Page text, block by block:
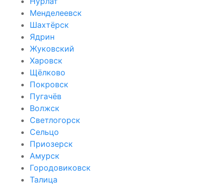
Менделеевск
Шахтёрск
Ядрин
Жуковский
Харовск
Щёлково
Покровск
Пугачёв
Волжск
Светлогорск
Сельцо
Приозерск
Амурск
Городовиковск
Талица